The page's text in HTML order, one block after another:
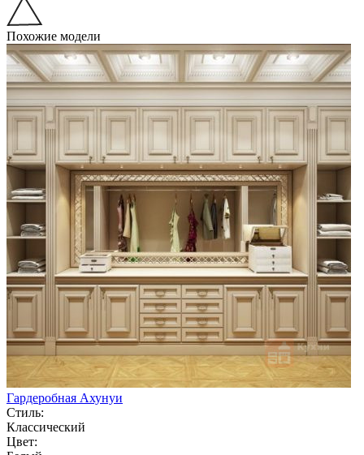
Похожие модели
Гардеробная Ахунуи
Стиль:
Классический
Цвет: